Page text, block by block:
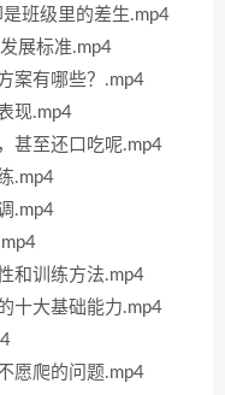
班级里的差生.mp4
展标准.mp4
案有哪些？.mp4
现.mp4
甚至还口吃呢.mp4
.mp4
.mp4
和训练方法.mp4
十大基础能力.mp4
愿爬的问题.mp4